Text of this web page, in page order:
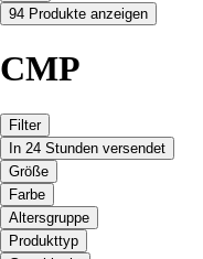
94 Produkte anzeigen
CMP
Filter
In 24 Stunden versendet
Größe
Farbe
Altersgruppe
Produkttyp